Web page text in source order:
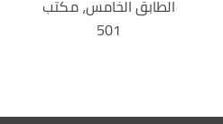
الطابق الخامس، مكتب
501